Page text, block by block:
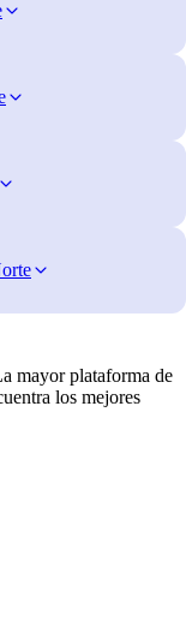
mayor plataforma de
los mejores